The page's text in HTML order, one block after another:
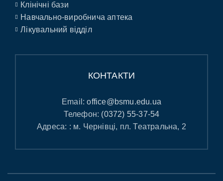
Клінічні бази
Навчально-виробнича аптека
Лікувальний відділ
КОНТАКТИ
Email:office@bsmu.edu.ua
Телефон: (0372) 55-37-54
Адреса: : м. Чернівці, пл. Театральна, 2